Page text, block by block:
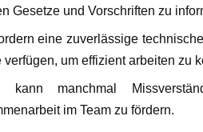
Gesetze und Vorschriften zu
eine zuverlässige
um effizient arbeiten zu
kann manchmal
im Team zu fördern.